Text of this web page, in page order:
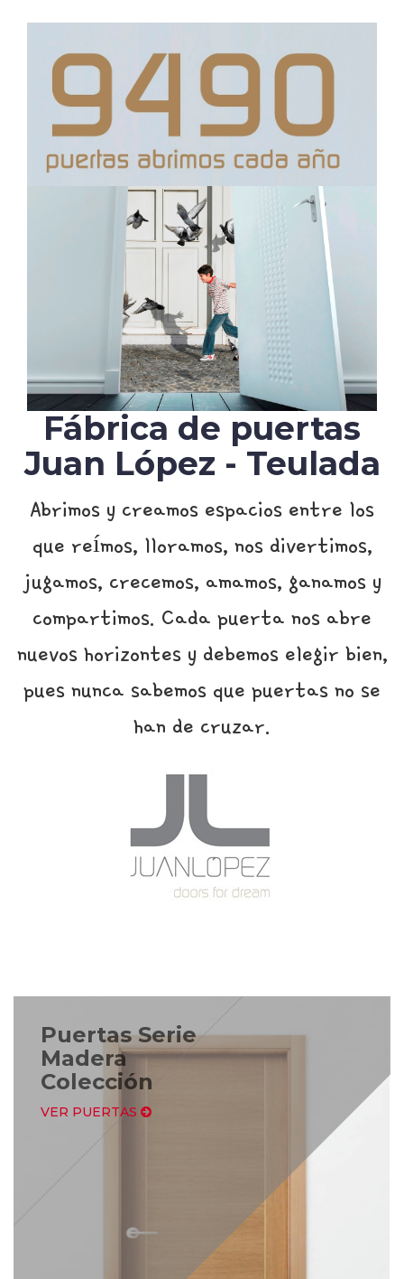
Fábrica de puertas
Juan López - Teulada
Abrimos y creamos espacios entre los
que reímos, lloramos, nos divertimos,
jugamos, crecemos, amamos, ganamos y
compartimos. Cada puerta nos abre
nuevos horizontes y debemos elegir bien,
pues nunca sabemos que puertas no se
han de cruzar.
Puertas Serie
Madera
Colección
VER PUERTAS